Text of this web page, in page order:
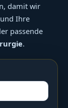
damit wir
Ihre
passende
.